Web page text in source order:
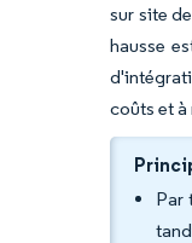
sur site
hausse
coûts et à
Par